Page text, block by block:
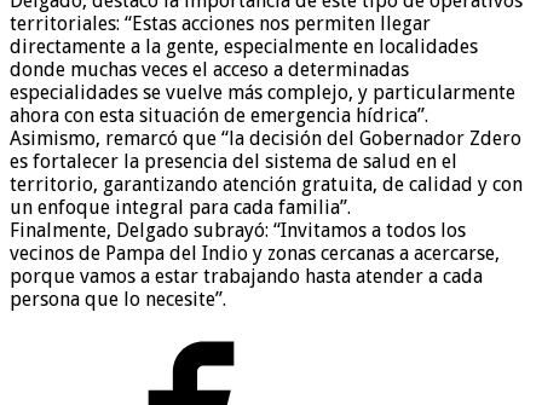
territoriales: “Estas acciones nos permiten llegar
directamente a la gente, especialmente en localidades
donde muchas veces el acceso a determinadas
especialidades se vuelve más complejo, y particularmente
ahora con esta situación de emergencia hídrica”.
Asimismo, remarcó que “la decisión del Gobernador Zdero
es fortalecer la presencia del sistema de salud en el
territorio, garantizando atención gratuita, de calidad y con
un enfoque integral para cada familia”.
Finalmente, Delgado subrayó: “Invitamos a todos los
vecinos de Pampa del Indio y zonas cercanas a acercarse,
porque vamos a estar trabajando hasta atender a cada
persona que lo necesite”.